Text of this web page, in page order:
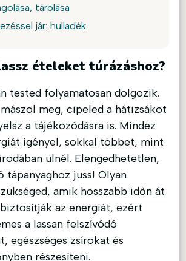
tárolása
jár: hulladék
ételeket túrázáshoz?
tested folyamatosan dolgozik.
meg, cipeled a hátizsákot
a tájékozódásra is. Mindez
igényel, sokkal többet, mint
ülnél. Elengedhetetlen,
tápanyaghoz juss! Olyan
amik hosszabb időn át
az energiát, ezért
a lassan felszívódó
egészséges zsírokat és
részesíteni.